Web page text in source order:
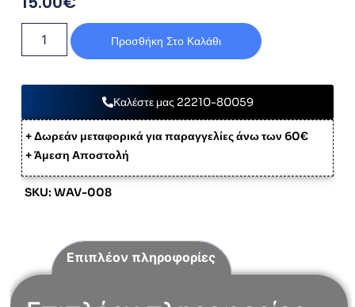
Προσθήκη Στο Καλάθι
Καλέστε μας 22210-80059
+ Δωρεάν μεταφορικά για παραγγελίες άνω των 60€
+ Άμεση Αποστολή
SKU: WAV-008
Επιπλέον πληροφορίες